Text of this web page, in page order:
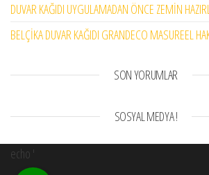
DUVAR KAĞIDI UYGULAMADAN ÖNCE ZEMİN
BELÇİKA DUVAR KAĞIDI GRANDECO MASUREEL
SON YORUMLAR
SOSYAL MEDYA !
echo '